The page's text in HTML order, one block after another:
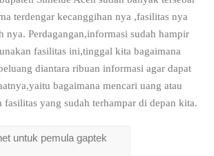
terdengar kecanggihan nya ,fasilitas nya
nya. Perdagangan,informasi sudah hampir
fasilitas ini,tinggal kita bagaimana
diantara ribuan informasi agar dapat
bagaimana mencari uang atau
fasilitas yang sudah terhampar di depan kita.